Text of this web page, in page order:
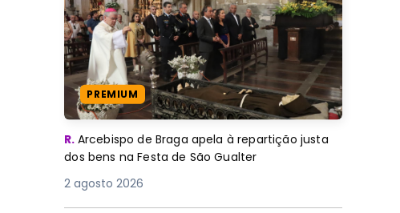
PREMIUM
R. Arcebispo de Braga apela à repartição justa
dos bens na Festa de São Gualter
2 agosto 2026